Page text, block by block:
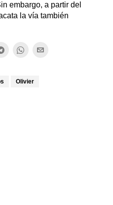
embargo, a partir del
la vía también
Olivier